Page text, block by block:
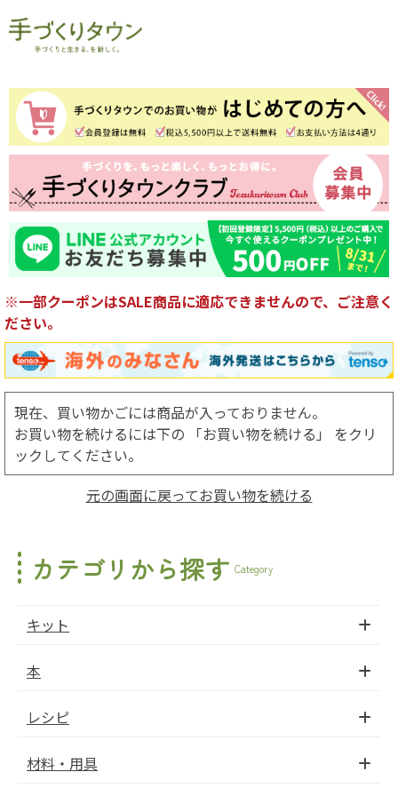
※一部クーポンはSALE商品に適応できませんので、ご注意く
ださい。
現在、買い物かごには商品が入っておりません。
お買い物を続けるには下の 「お買い物を続ける」 をクリ
ックしてください。
元の画面に戻ってお買い物を続ける
カテゴリから探す Category
キット
本
レシピ
材料・用具